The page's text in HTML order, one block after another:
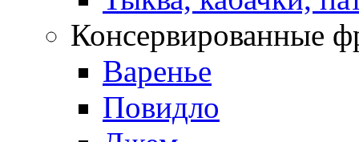
Консервированные
Варенье
Повидло